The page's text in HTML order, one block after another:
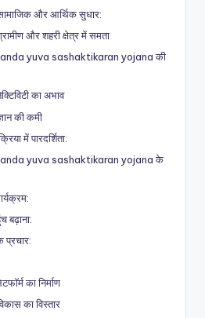
और आर्थिक सुधार:
और शहरी क्षेत्र में समता
yuva sashaktikaran yojana की
का अभाव
की कमी
में पारदर्शिता:
yuva sashaktikaran yojana के
बढ़ाना:
प्रचार:
का निर्माण
का विस्तार